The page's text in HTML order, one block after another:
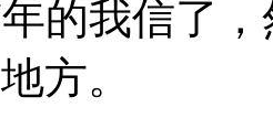
的我信了
方。